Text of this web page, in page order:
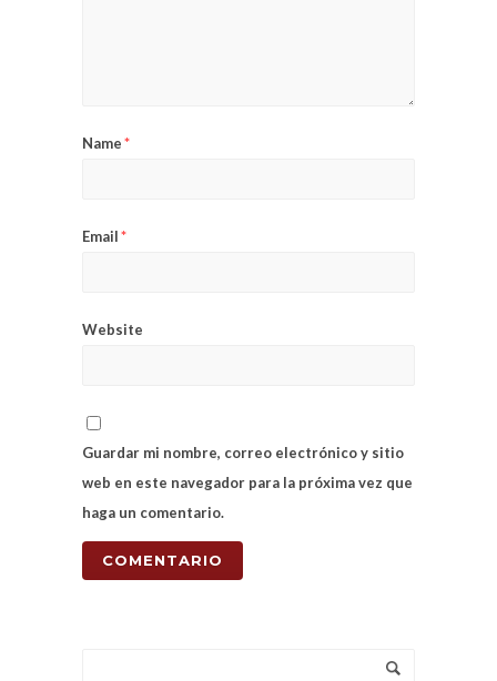
Name*
Email*
Website
Guardar mi nombre, correo electrónico y sitio
web en este navegador para la próxima vez que
haga un comentario.